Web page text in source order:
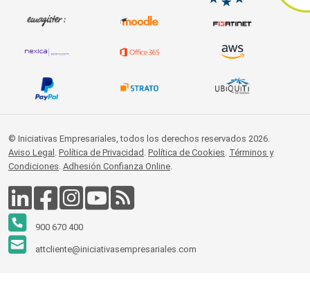
© Iniciativas Empresariales, todos los derechos reservados 2026.
Aviso Legal . Política de Privacidad . Política de Cookies. Términos y
Condiciones. Adhesión Confianza Online.
900 670 400
attcliente@iniciativasempresariales.com